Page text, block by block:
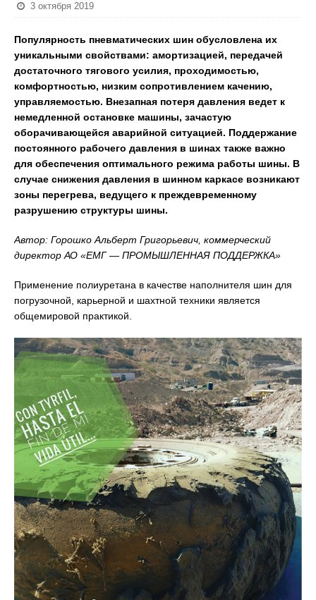
3 октября 2019
Популярность пневматических шин обусловлена их
уникальными свойствами: амортизацией, передачей
достаточного тягового усилия, проходимостью,
комфортностью, низким сопротивлением качению,
управляемостью. Внезапная потеря давления ведет к
немедленной остановке машины, зачастую
оборачивающейся аварийной ситуацией. Поддержание
постоянного рабочего давления в шинах также важно
для обеспечения оптимального режима работы шины. В
случае снижения давления в шинном каркасе возникают
зоны перегрева, ведущего к преждевременному
разрушению структуры шины.
Автор: Горошко Альберт Григорьевич, коммерческий
директор АО «ЕМГ — ПРОМЫШЛЕННАЯ ПОДДЕРЖКА»
Применение полиуретана в качестве наполнителя шин для
погрузочной, карьерной и шахтной техники является
общемировой практикой.